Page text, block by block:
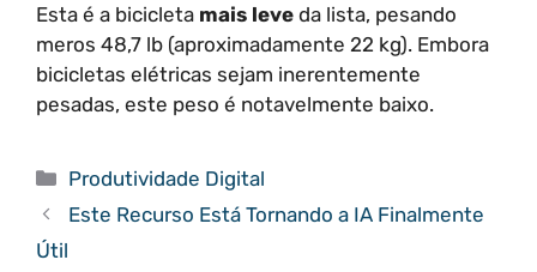
Esta é a bicicleta mais leve da lista, pesando
meros 48,7 lb (aproximadamente 22 kg). Embora
bicicletas elétricas sejam inerentemente
pesadas, este peso é notavelmente baixo.
Categorias
Produtividade Digital
Este Recurso Está Tornando a IA Finalmente
Útil